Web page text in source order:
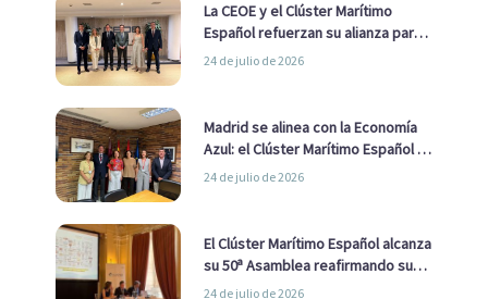
La CEOE y el Clúster Marítimo
Español refuerzan su alianza para
impulsar una estrategia Nacional
24 de julio de 2026
Madrid se alinea con la Economía
Azul: el Clúster Marítimo Español y
la Real Liga Naval avanzan alianzas
24 de julio de 2026
El Clúster Marítimo Español alcanza
su 50ª Asamblea reafirmando su
liderazgo en la Economía Azul
24 de julio de 2026